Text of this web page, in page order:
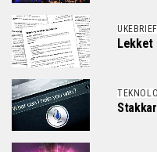
UKEBRIEF
Lekket